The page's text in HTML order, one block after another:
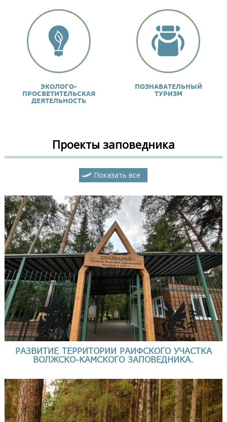
ЭКОЛОГО-
ПРОСВЕТИТЕЛЬСКАЯ
ДЕЯТЕЛЬНОСТЬ
ПОЗНАВАТЕЛЬНЫЙ
ТУРИЗМ
Проекты заповедника
Показать все
РАЗВИТИЕ ТЕРРИТОРИИ РАИФСКОГО УЧАСТКА
ВОЛЖСКО-КАМСКОГО ЗАПОВЕДНИКА.